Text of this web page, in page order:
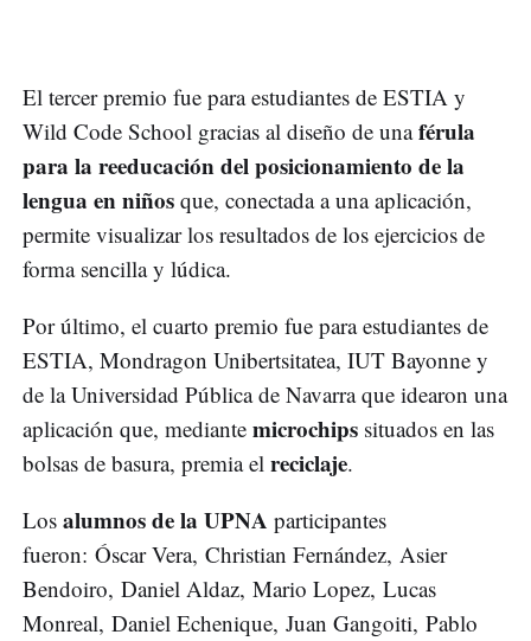
El tercer premio fue para estudiantes de ESTIA y
Wild Code School gracias al diseño de unaférula
para la reeducación del posicionamiento de la
lengua en niños que, conectada a una aplicación,
permite visualizar los resultados de los ejercicios de
forma sencilla y lúdica.
Por último, el cuarto premio fue para estudiantes de
ESTIA, Mondragon Unibertsitatea, IUT Bayonne y
de la Universidad Pública de Navarra que idearon una
aplicación que, mediante microchips situados en las
bolsas de basura, premia el reciclaje.
Los alumnos de la UPNA participantes
fueron: Óscar Vera, Christian Fernández, Asier
Bendoiro, Daniel Aldaz, Mario Lopez, Lucas
Monreal, Daniel Echenique, Juan Gangoiti, Pablo